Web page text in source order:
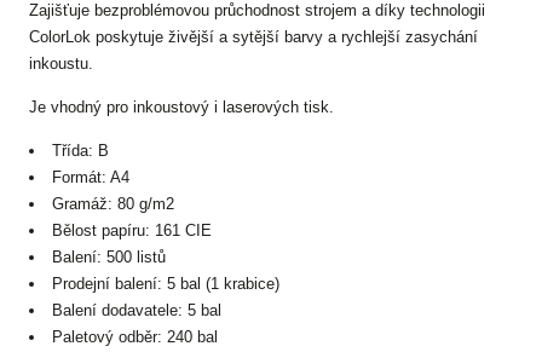
Zajišťuje bezproblémovou průchodnost strojem a díky technologii
ColorLok poskytuje živější a sytější barvy a rychlejší zasychání
inkoustu.
Je vhodný pro inkoustový i laserových tisk.
Třída: B
Formát: A4
Gramáž: 80 g/m2
Bělost papíru: 161 CIE
Balení: 500 listů
Prodejní balení: 5 bal (1 krabice)
Balení dodavatele: 5 bal
Paletový odběr: 240 bal